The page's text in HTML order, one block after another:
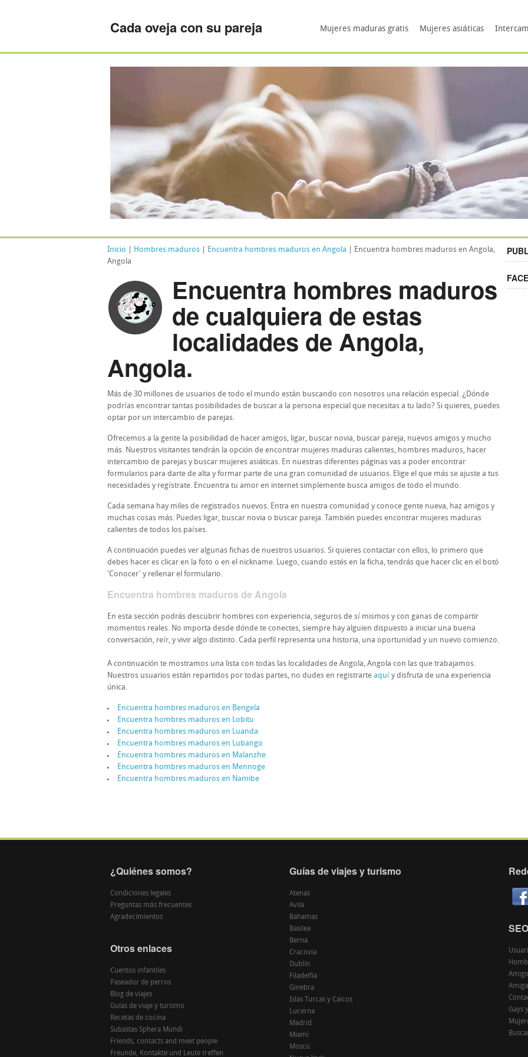
Cada oveja con su pareja Mujeres maduras gratis Mujeres asiáticas
Inicio Hombres maduros Encuentra hombres maduros en Angola | Encuentra hombres maduros en Angola,
Angola
Encuentra hombres maduros
de cualquiera de estas
localidades de Angola,
Angola.
Más de 30 millones de usuarios de todo el mundo están buscando con nosotros una relación especial. ¿Dónde
podrías encontrar tantas posibilidades de buscar a la persona especial que necesitas a tu lado? Si quieres, puedes
optar por un intercambio de parejas.
Ofrecemos a la gente la posibilidad de hacer amigos, ligar, buscar novia, buscar pareja, nuevos amigos y mucho
más. Nuestros visitantes tendrán la opción de encontrar mujeres maduras calientes, hombres maduros, hacer
intercambio de parejas y buscar mujeres asiáticas. En nuestras diferentes páginas vas a poder encontrar
formularios para darte de alta y formar parte de una gran comunidad de usuarios. Elige el que más se ajuste a tus
necesidades y regístrate. Encuentra tu amor en internet simplemente busca amigos de todo el mundo.
Cada semana hay miles de registrados nuevos. Entra en nuestra comunidad y conoce gente nueva, haz amigos y
muchas cosas más. Puedes ligar, buscar novia o buscar pareja. También puedes encontrar mujeres maduras
calientes de todos los países.
A continuación puedes ver algunas fichas de nuestros usuarios. Si quieres contactar con ellos, lo primero que
debes hacer es clicar en la foto o en el nickname. Luego, cuando estés en la ficha, tendrás que hacer clic en el botó
'Conocer' y rellenar el formulario.
Encuentra hombres maduros de Angola
En esta sección podrás descubrir hombres con experiencia, seguros de sí mismos y con ganas de compartir
momentos reales. No importa desde dónde te conectes, siempre hay alguien dispuesto a iniciar una buena
conversación, reír, y vivir algo distinto. Cada perfil representa una historia, una oportunidad y un nuevo comienzo.
A continuación te mostramos una lista con todas las localidades de Angola, Angola con las que trabajamos.
Nuestros usuarios están repartidos por todas partes, no dudes en registrarte aquí y disfruta de una experiencia
única.
Encuentra hombres maduros en Bengela
Encuentra hombres maduros en Lobitu
Encuentra hombres maduros en Luanda
Encuentra hombres maduros en Lubango
Encuentra hombres maduros en Malanzhe
Encuentra hombres maduros en Mennoge
Encuentra hombres maduros en Namibe
¿Quiénes somos?
Condiciones legales
Preguntas más frecuentes
Agradecimientos
Otros enlaces
Cuentos infantiles
Paseador de perros
Blog de viajes
Guías de viaje y turismo
Recetas de cocina
Subastas Sphera Mundi
Friends, contacts and meet people
Freunde, Kontakte und Leute treffen
Guías de viajes y turismo
Atenas
Avila
Bahamas
Basilea
Berna
Cracovia
Dublín
Filadelfia
Ginebra
Islas Turcas y Caicos
Lucerna
Madrid
Miami
Moscú
SEO
Gays